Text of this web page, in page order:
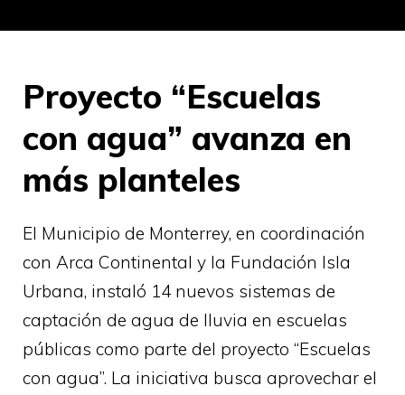
Proyecto “Escuelas
con agua” avanza en
más planteles
El Municipio de Monterrey, en coordinación
con Arca Continental y la Fundación Isla
Urbana, instaló 14 nuevos sistemas de
captación de agua de lluvia en escuelas
públicas como parte del proyecto “Escuelas
con agua”. La iniciativa busca aprovechar el